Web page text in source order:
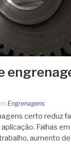
Engrenagens
certo reduz
Falhas
aumento